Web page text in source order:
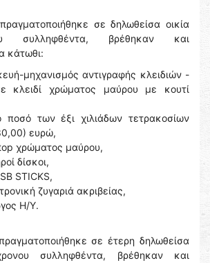
σε δηλωθείσα οικία
συλληφθέντα, βρέθηκαν και
κάτωθι:
μηχανισμός αντιγραφής κλειδιών -
κλειδί χρώματος μαύρου με κουτί
ποσό των έξι χιλιάδων τετρακοσίων
ευρώ,
χρώματος μαύρου,
δίσκοι,
STICKS,
ζυγαριά ακριβείας,
Η/Υ.
σε έτερη δηλωθείσα
συλληφθέντα, βρέθηκαν και